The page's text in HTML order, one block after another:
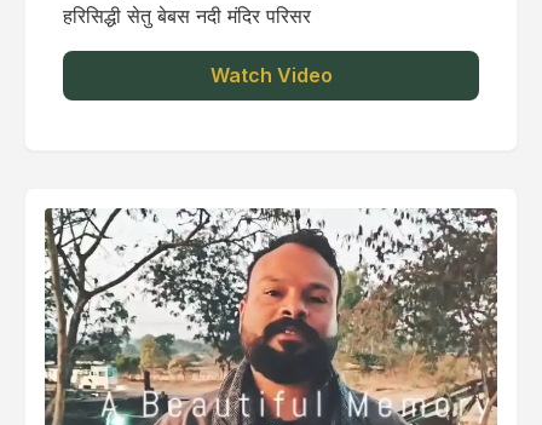
हरिसिद्धी सेतु बेबस नदी मंदिर परिसर
Watch Video